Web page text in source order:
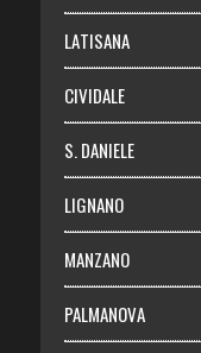
Login
LATISANA
CIVIDALE
S. DANIELE
LIGNANO
MANZANO
PALMANOVA